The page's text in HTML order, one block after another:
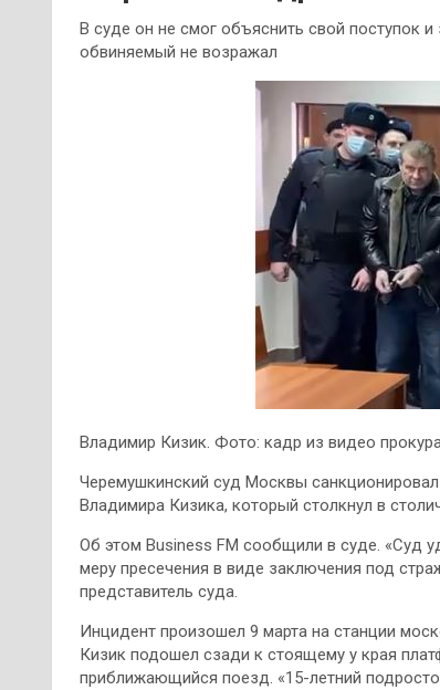
В суде он не смог объяснить свой поступок
обвиняемый не возражал
Владимир Кизик. Фото: кадр из видео
Черемушкинский суд Москвы
Владимира Кизика, который столкнул в
Об этом Business FM сообщили в суде. «Суд
меру пресечения в виде заключения под
представитель суда.
Инцидент произошел 9 марта на станции
Кизик подошел сзади к стоящему у края
приближающийся поезд. «15-летний